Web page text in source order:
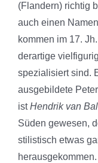
(Flandern) richtig
auch einen
kommen im 17.
derartige
spezialisiert sind.
ausgebildete
istHendrik van
Süden gewesen,
stilistisch etwas